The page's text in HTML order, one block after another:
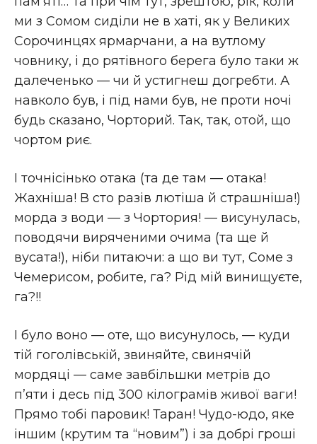
ми з Сомом сиділи не в хаті, як у Великих
Сорочинцях ярмарчани, а на вутлому
човнику, і до рятівного берега було таки ж
далеченько — чи й устигнеш догребти. А
навколо був, і під нами був, не проти ночі
будь сказано, Чорторий. Так, так, отой, що
чортом риє.
І точнісінько отака (та де там — отака!
Жахніша! В сто разів лютіша й страшніша!)
морда з води — з Чортория! — висунулась,
поводячи виряченими очима (та ще й
вусата!), ніби питаючи: а що ви тут, Соме з
Чемерисом, робите, га? Рід мій винищуєте,
га?!!
І було воно — оте, що висунулось, — куди
тій гоголівській, звиняйте, свинячій
мордяці — саме завбільшки метрів до
п’яти і десь під 300 кілограмів живої ваги!
Прямо тобі паровик! Таран! Чудо-юдо, яке
іншим (крутим та “новим”) і за добрі гроші